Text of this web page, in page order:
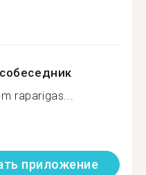
raparigas...
приложение